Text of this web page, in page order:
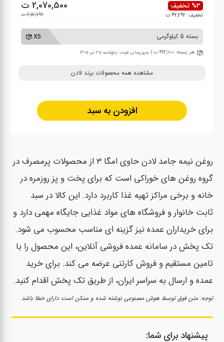
%3 تخفیف
تخفیف: 42,292 ت
2,070,500 ت
2,112,792 ت
X5 بسته 5 کیلوگرمی
هر بسته: 414,100 ت | به‌روزرسانی قیمت: پنج‌شنبه ۲۵ تیر ۱۴۰۵
افزودن به سبد
مشاهده همه محصولات برند لادن
روغن نیمه جامد لادن حاوی امگا 3 از محصولات پرمصرف در
گروه روغن های خوراکی است که برای پخت و پز روزمره در
خانه و برخی مراکز تهیه غذا کاربرد دارد. این کالا در سبد
ثابت خانوار و فروشگاه های مواد غذایی جایگاه مهمی دارد و
برای خریداران عمده نیز گزینه ای مناسب محسوب می شود.
تک پخش در سامانه عمده فروشی آنلاین، این محصول را با
تامین مستقیم و فروش کارتنی عرضه می کند. برای خرید
عمده و ارسال به سراسر ایران، از طریق تک پخش اقدام کنید.
توجه: متن فوق توسط هوش مصنوعی نوشته شده و ممکن است دارای خطا باشد
پیشنهاد برای شما: